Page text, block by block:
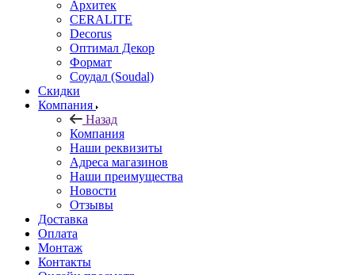
Архитек
CERALITE
Decorus
Оптимал Декор
Формат
Соудал (Soudal)
Скидки
Компания
Назад
Компания
Наши реквизиты
Адреса магазинов
Наши преимущества
Новости
Отзывы
Доставка
Оплата
Монтаж
Контакты